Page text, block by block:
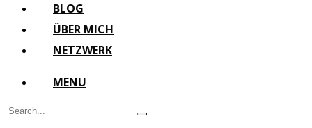
BLOG
ÜBER MICH
NETZWERK
MENU